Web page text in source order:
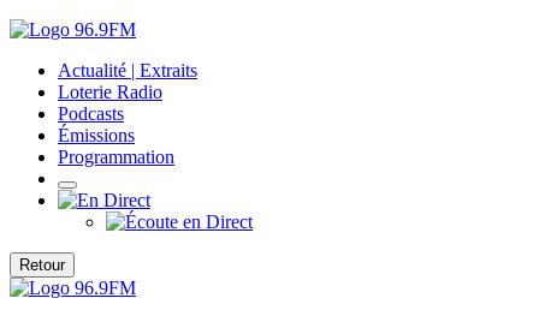
Actualité | Extraits
Loterie Radio
Podcasts
Émissions
Programmation
Retour